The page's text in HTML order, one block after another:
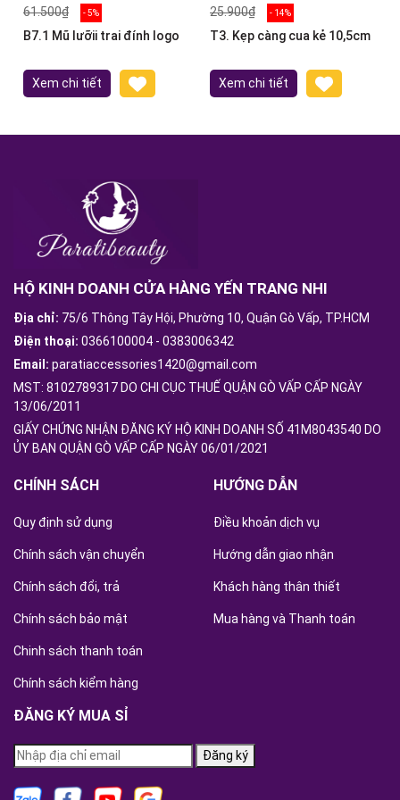
61.500₫
- 5%
B7.1 Mũ lưỡii trai đính logo
Xem chi tiết
25.900₫
- 14%
T3. Kẹp càng cua kẻ 10,5cm
Xem chi tiết
HỘ KINH DOANH CỬA HÀNG YẾN TRANG NHI
Địa chỉ: 75/6 Thông Tây Hội, Phường 10, Quận Gò Vấp, TP.HCM
Điện thoại: 0366100004 - 0383006342
Email: paratiaccessories1420@gmail.com
MST: 8102789317 DO CHI CỤC THUẾ QUẬN GÒ VẤP CẤP NGÀY
13/06/2011
GIẤY CHỨNG NHẬN ĐĂNG KÝ HỘ KINH DOANH SỐ 41M8043540 DO
ỦY BAN QUẬN GÒ VẤP CẤP NGÀY 06/01/2021
CHÍNH SÁCH
Quy định sử dụng
Chính sách vận chuyển
Chính sách đổi, trả
Chính sách bảo mật
Chinh sách thanh toán
Chính sách kiểm hàng
HƯỚNG DẪN
Điều khoản dịch vụ
Hướng dẫn giao nhận
Khách hàng thân thiết
Mua hàng và Thanh toán
ĐĂNG KÝ MUA SỈ
Đăng ký